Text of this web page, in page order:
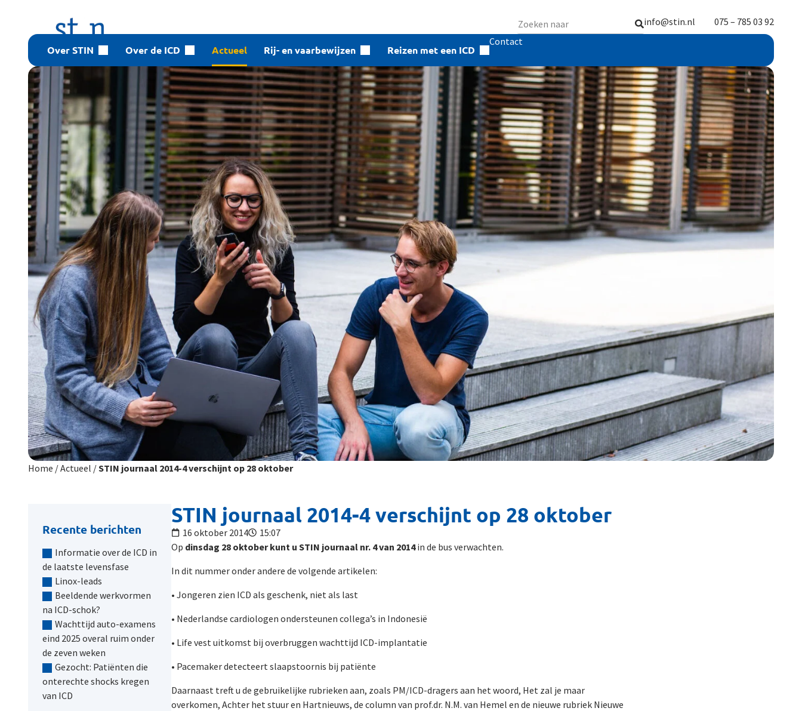
info@stin.nl 075 – 785 03 92
Over STIN Over de ICD Actueel Rij- en vaarbewijzen Reizen met een ICD
Contact
Home /Actueel /STIN journaal 2014-4 verschijnt op 28 oktober
Recente berichten
Informatie over de ICD in
de laatste levensfase
Linox-leads
Beeldende werkvormen
na ICD-schok?
Wachttijd auto-examens
eind 2025 overal ruim onder
de zeven weken
Gezocht: Patiënten die
onterechte shocks kregen
van ICD
STIN journaal 2014-4 verschijnt op 28 oktober
16 oktober 2014
15:07
Op dinsdag 28 oktober kunt u STIN journaal nr. 4 van 2014in de bus verwachten.
In dit nummer onder andere de volgende artikelen:
• Jongeren zien ICD als geschenk, niet als last
• Nederlandse cardiologen ondersteunen collega’s in Indonesië
• Life vest uitkomst bij overbruggen wachttijd ICD-implantatie
• Pacemaker detecteert slaapstoornis bij patiënte
Daarnaast treft u de gebruikelijke rubrieken aan, zoals PM/ICD-dragers aan het woord, Het zal je maar
overkomen, Achter het stuur en Hartnieuws, de column van prof.dr. N.M. van Hemel en de nieuwe rubriek Nieuwe